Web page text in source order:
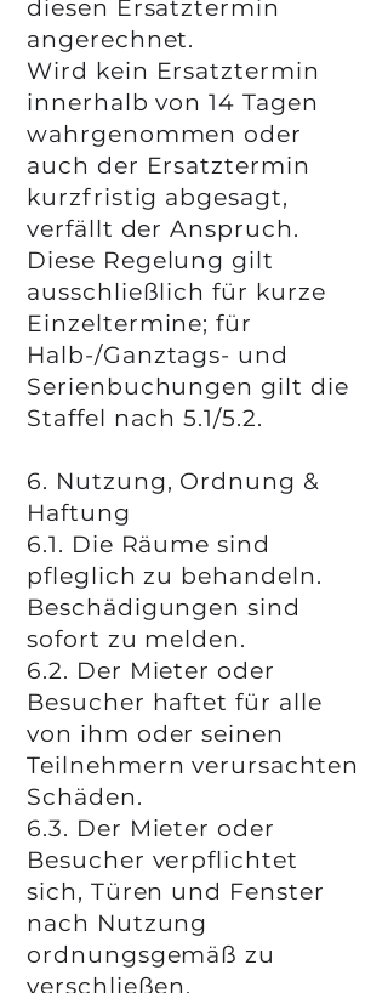
diesen Ersatztermin
angerechnet.
Wird kein Ersatztermin
innerhalb von 14 Tagen
wahrgenommen oder
auch der Ersatztermin
kurzfristig abgesagt,
verfällt der Anspruch.
Diese Regelung gilt
ausschließlich für kurze
Einzeltermine; für
Halb-/Ganztags- und
Serienbuchungen gilt die
Staffel nach 5.1/5.2.
6. Nutzung, Ordnung &
Haftung
6.1. Die Räume sind
pfleglich zu behandeln.
Beschädigungen sind
sofort zu melden.
6.2. Der Mieter oder
Besucher haftet für alle
von ihm oder seinen
Teilnehmern verursachten
Schäden.
6.3. Der Mieter oder
Besucher verpflichtet
sich, Türen und Fenster
nach Nutzung
ordnungsgemäß zu
verschließen.